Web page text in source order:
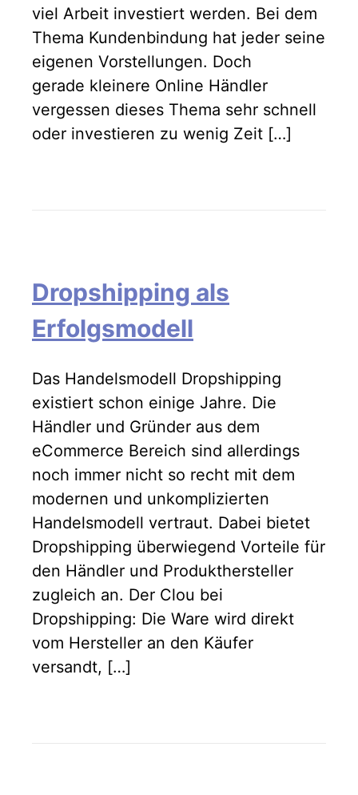
viel Arbeit investiert werden. Bei dem
Thema Kundenbindung hat jeder seine
eigenen Vorstellungen. Doch
gerade kleinere Online Händler
vergessen dieses Thema sehr schnell
oder investieren zu wenig Zeit […]
Dropshipping als
Erfolgsmodell
Das Handelsmodell Dropshipping
existiert schon einige Jahre. Die
Händler und Gründer aus dem
eCommerce Bereich sind allerdings
noch immer nicht so recht mit dem
modernen und unkomplizierten
Handelsmodell vertraut. Dabei bietet
Dropshipping überwiegend Vorteile für
den Händler und Produkthersteller
zugleich an. Der Clou bei
Dropshipping: Die Ware wird direkt
vom Hersteller an den Käufer
versandt, […]